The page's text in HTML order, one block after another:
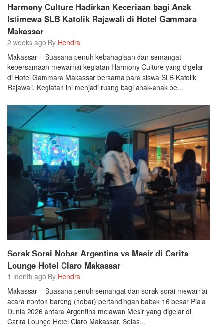
Harmony Culture Hadirkan Keceriaan bagi Anak
Istimewa SLB Katolik Rajawali di Hotel Gammara
Makassar
2 weeks ago By Hendra
Makassar – Suasana penuh kebahagiaan dan semangat
kebersamaan mewarnai kegiatan Harmony Culture yang digelar
di Hotel Gammara Makassar bersama para siswa SLB Katolik
Rajawali. Kegiatan ini menjadi ruang bagi anak-anak be...
Sorak Sorai Nobar Argentina vs Mesir di Carita
Lounge Hotel Claro Makassar
1 month ago By Hendra
Makassar – Suasana penuh semangat dan sorak sorai mewarnai
acara nonton bareng (nobar) pertandingan babak 16 besar Piala
Dunia 2026 antara Argentina melawan Mesir yang digelar di
Carita Lounge Hotel Claro Makassar, Selas...